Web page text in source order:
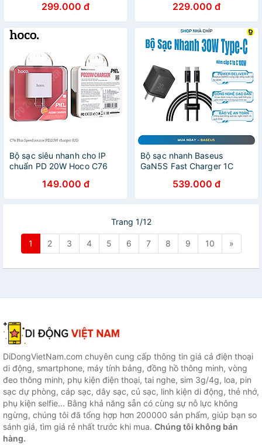
nhanh cho điện thoại, máy
tính bảng - Hàng chính hãng
299.000 đ
Q3003 cho điện thoại / máy
tính bảng / Macbook trang
bị chip sạc thông minh -
Hàng chính hãng
229.000 đ
Bộ sạc siêu nhanh cho IP
chuẩn PD 20W Hoco C76
hàng chính hãng Hoco
không nóng máy - Hoco Mall
149.000 đ
Bộ sạc nhanh Baseus
GaN5S Fast Charger 1C
Pro Max (Nhỏ gọn, sạc
nhanh PD/Quick Charge)-
539.000 đ
Trang 1/12
1 2 3 4 5 6 7 8 9 10 »
DiDongVietNam.com chuyên cung cấp thông tin giá cả điện thoại
di động, smartphone, máy tính bảng, đồng hồ thông minh, vòng
đeo thông minh, phụ kiện điện thoại, tai nghe, sim 3g/4g, loa, pin
sạc dự phòng, cáp sạc, dây sạc, củ sạc, linh kiện di động, thẻ nhớ,
phụ kiện selfie... Bằng khả năng sẵn có cùng sự nỗ lực không
ngừng, chúng tôi đã tổng hợp hơn 200000 sản phẩm, giúp bạn so
sánh giá, tìm giá rẻ nhất trước khi mua. Chúng tôi không bán
hàng.